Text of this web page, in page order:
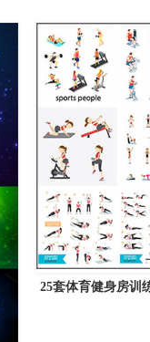
25套体育健身房训